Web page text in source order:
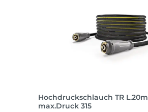
Hochdruckschlauch TR L.20m
max.Druck 315